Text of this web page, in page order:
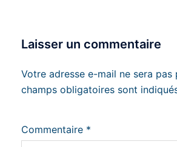
Laisser un commentaire
Votre adresse e-mail ne sera pas
champs obligatoires sont
Commentaire *